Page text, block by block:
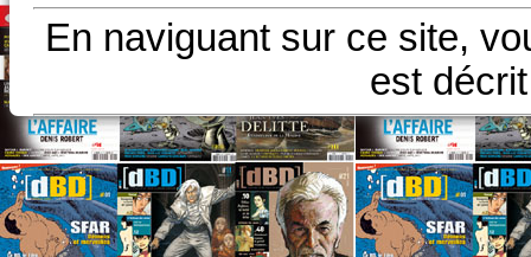
En naviguant sur ce site,
est